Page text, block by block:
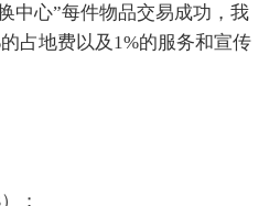
中心”每件物品交易成功，我
占地费以及1%的服务和宣传
；